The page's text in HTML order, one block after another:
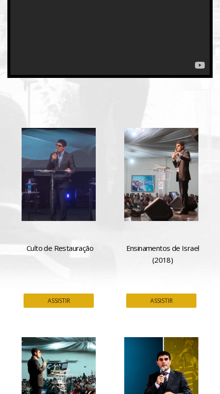
Culto de Restauração
ASSISTIR
Ensinamentos de Israel
(2018)
ASSISTIR